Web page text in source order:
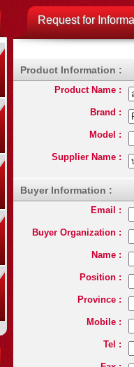
Request for
Product Information :
Product Name :
Brand :
Model :
Supplier Name :
Buyer Information :
Email :
Buyer Organization :
Name :
Position :
Province :
Mobile :
Tel :